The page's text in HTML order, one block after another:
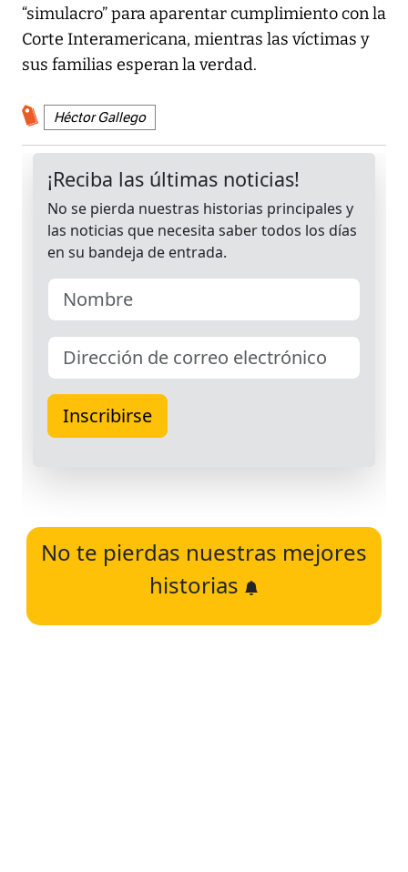
“simulacro” para aparentar cumplimiento con la
Corte Interamericana, mientras las víctimas y
sus familias esperan la verdad.
Héctor Gallego
No te pierdas nuestras mejores
historias